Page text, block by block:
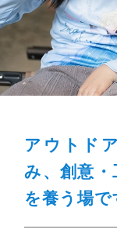
アウトド
み、創意・
を養う場で